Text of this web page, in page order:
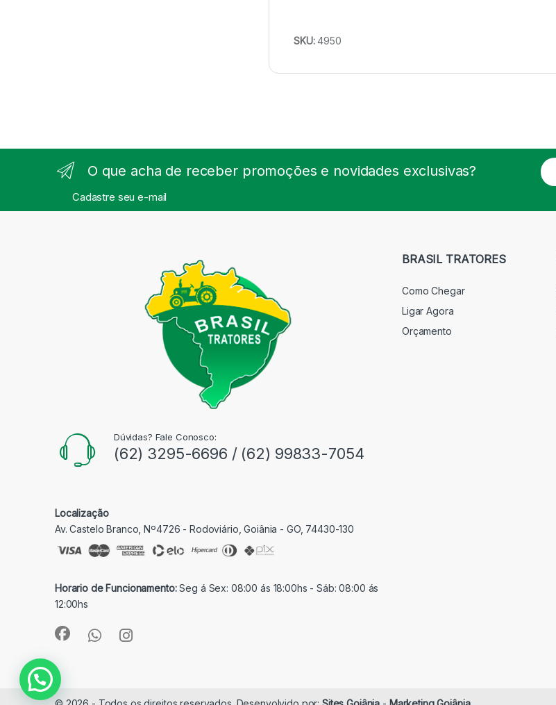
SKU:4950
O que acha de receber promoções e novidades exclusivas?
Cadastre seu e-mail
E
m
Dúvidas? Fale Conosco:
(62) 3295-6696 / (62) 99833-7054
Localização
Av. Castelo Branco, Nº4726 - Rodoviário, Goiânia - GO, 74430-130
Horario de Funcionamento:Seg á Sex: 08:00 ás 18:00hs - Sáb: 08:00 ás
12:00hs
BRASIL TRATORES
Como Chegar
Ligar Agora
Orçamento